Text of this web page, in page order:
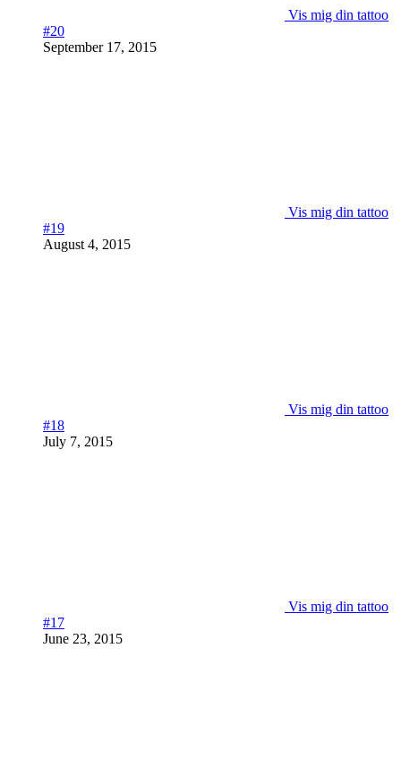
Vis mig din tattoo
#20
September 17, 2015
Vis mig din tattoo
#19
August 4, 2015
Vis mig din tattoo
#18
July 7, 2015
Vis mig din tattoo
#17
June 23, 2015